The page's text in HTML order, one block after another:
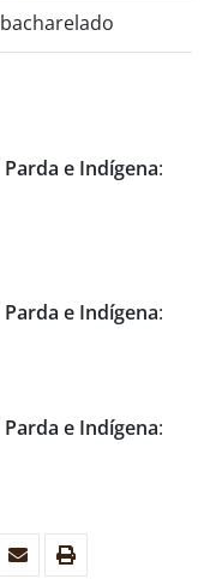
bacharelado
e Indígena:
e Indígena:
e Indígena: